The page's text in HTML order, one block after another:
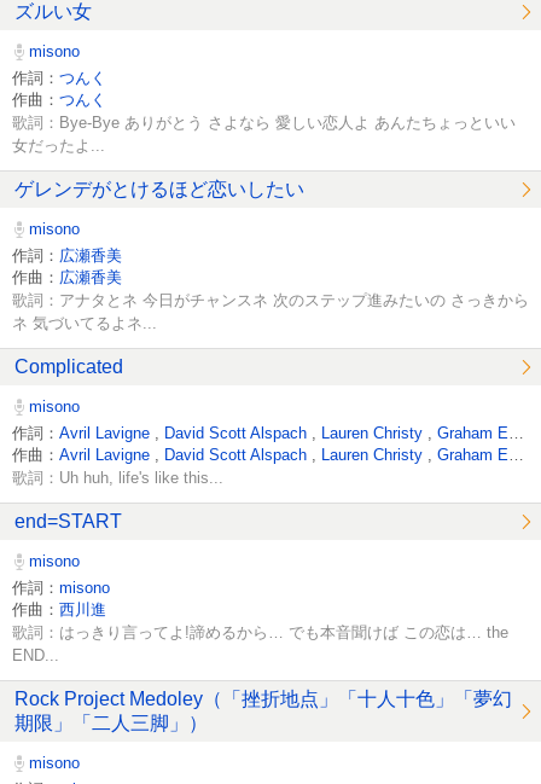
ズルい女
misono
作詞： つんく
作曲： つんく
歌詞：Bye-Bye ありがとう さよなら 愛しい恋人よ あんたちょっといい
女だったよ...
ゲレンデがとけるほど恋いしたい
misono
作詞： 広瀬香美
作曲： 広瀬香美
歌詞：アナタとネ 今日がチャンスネ 次のステップ進みたいの さっきから
ネ 気づいてるよネ...
Complicated
misono
作詞： Avril Lavigne David Scott Alspach Lauren Christy
Graham Edwards
作曲： Avril Lavigne David Scott Alspach Lauren Christy Graham Edwards
歌詞：Uh huh, life's like this...
end=START
misono
作詞： misono
作曲： 西川進
歌詞：はっきり言ってよ!諦めるから… でも本音聞けば この恋は… the
END...
Rock Project Medoley（「挫折地点」「十人十色」「夢幻
期限」「二人三脚」）
misono